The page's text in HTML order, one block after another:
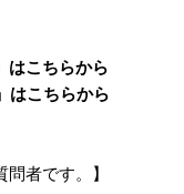
はこちらから
はこちらから
者です。】